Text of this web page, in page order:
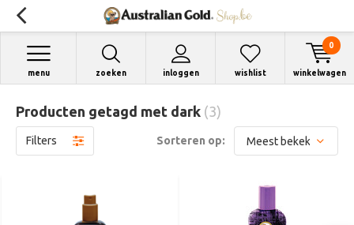
zoeken inloggen
menu wishlist winkelwagen
0
Producten getagd met dark (3)
Filters Sorteren op: